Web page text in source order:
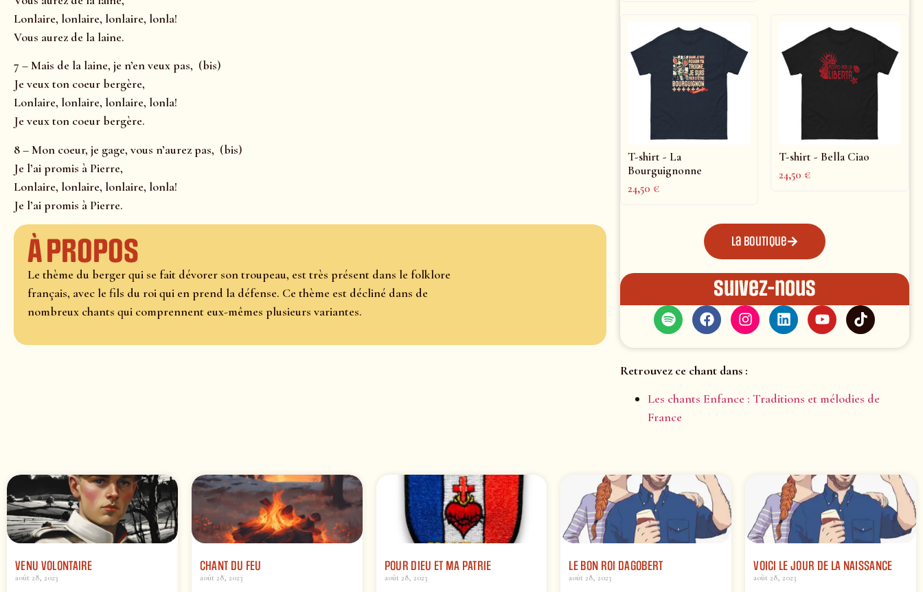
Lonlaire, lonlaire, lonlaire, lonla!
Vous aurez de la laine.
7 – Mais de la laine, je n’en veux pas, (bis)
Je veux ton coeur bergère,
Lonlaire, lonlaire, lonlaire, lonla!
Je veux ton coeur bergère.
8 – Mon coeur, je gage, vous n’aurez pas, (bis)
Je l’ai promis à Pierre,
Lonlaire, lonlaire, lonlaire, lonla!
Je l’ai promis à Pierre.
À propos
Le thème du berger qui se fait dévorer son troupeau, est très présent dans le folklore
français, avec le fils du roi qui en prend la défense. Ce thème est décliné dans de
nombreux chants qui comprennent eux-mêmes plusieurs variantes.
T-shirt - La
Bourguignonne
24,50€
T-shirt - Bella Ciao
24,50€
La boutique
Suivez-nous
Retrouvez ce chant dans :
Les chants Enfance : Traditions et mélodies de
France
VENU VOLONTAIRE
août 28, 2023
CHANT DU FEU
août 28, 2023
POUR DIEU ET MA PATRIE
août 28, 2023
LE BON ROI DAGOBERT
août 28, 2023
VOICI LE JOUR DE LA NAISSANCE
août 28, 2023